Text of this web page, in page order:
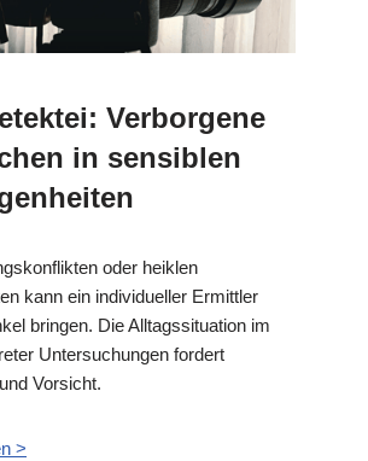
Verborgene
in sensiblen
oder heiklen
kann ein individueller Ermittler
bringen. Die Alltagssituation im
Untersuchungen fordert
Vorsicht.
>